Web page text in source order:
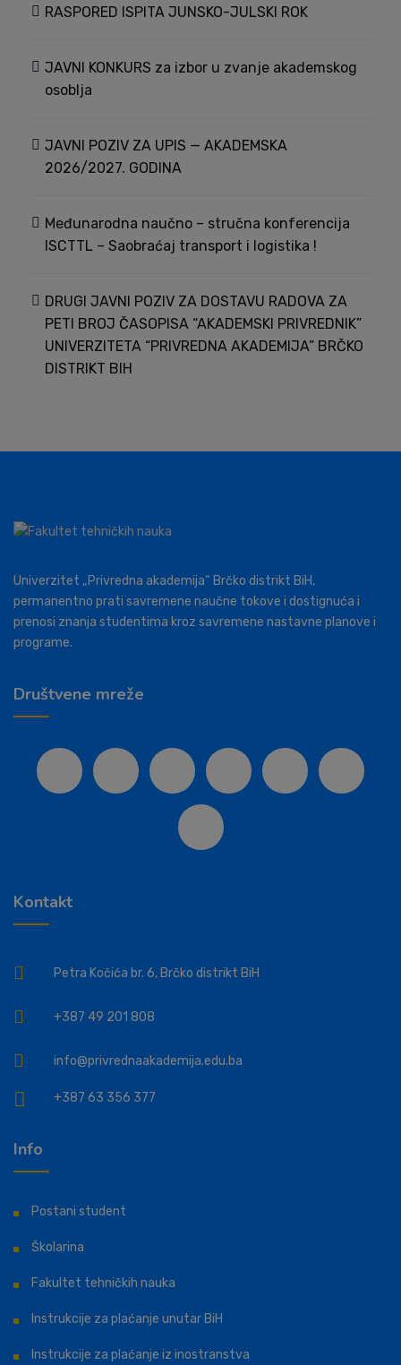
RASPORED ISPITA JUNSKO-JULSKI ROK
JAVNI KONKURS za izbor u zvanje akademskog
osoblja
JAVNI POZIV ZA UPIS — AKADEMSKA
2026/2027. GODINA
Međunarodna naučno – stručna konferencija
ISCTTL – Saobraćaj transport i logistika !
DRUGI JAVNI POZIV ZA DOSTAVU RADOVA ZA
PETI BROJ ČASOPISA “AKADEMSKI PRIVREDNIK”
UNIVERZITETA “PRIVREDNA AKADEMIJA” BRČKO
DISTRIKT BIH
Univerzitet „Privredna akademija“ Brčko distrikt BiH,
permanentno prati savremene naučne tokove i dostignuća i
prenosi znanja studentima kroz savremene nastavne planove i
programe.
Društvene mreže
Kontakt
Petra Kočića br. 6, Brčko distrikt BiH
+387 49 201 808
info@privrednaakademija.edu.ba
+387 63 356 377
Info
Postani student
Školarina
Fakultet tehničkih nauka
Instrukcije za plaćanje unutar BiH
Instrukcije za plaćanje iz inostranstva